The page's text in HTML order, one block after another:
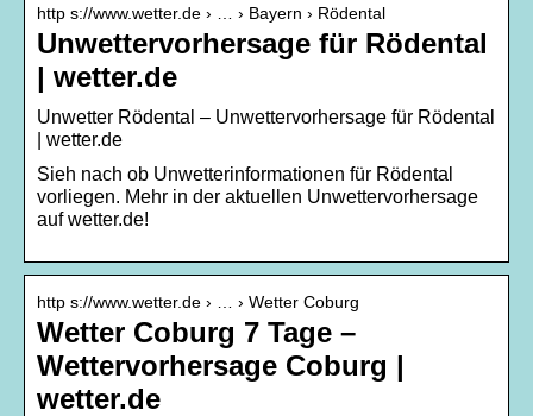
http s://www.wetter.de › … › Bayern › Rödental
Unwettervorhersage für Rödental
| wetter.de
Unwetter Rödental – Unwettervorhersage für Rödental
| wetter.de
Sieh nach ob Unwetterinformationen für Rödental
vorliegen. Mehr in der aktuellen Unwettervorhersage
auf wetter.de!
http s://www.wetter.de › … › Wetter Coburg
Wetter Coburg 7 Tage –
Wettervorhersage Coburg |
wetter.de